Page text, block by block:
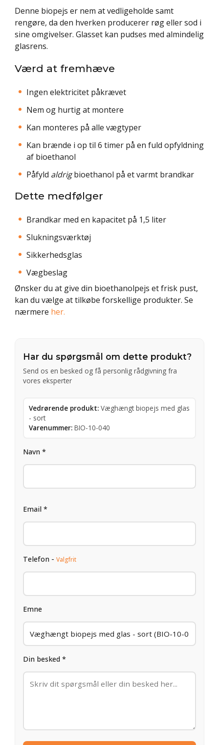
Denne biopejs er nem at vedligeholde samt
rengøre, da den hverken producerer røg eller sod i
sine omgivelser. Glasset kan pudses med almindelig
glasrens.
Værd at fremhæve
Ingen elektricitet påkrævet
Nem og hurtig at montere
Kan monteres på alle vægtyper
Kan brænde i op til 6 timer på en fuld opfyldning
af bioethanol
Påfyld aldrigbioethanol på et varmt brandkar
Dette medfølger
Brandkar med en kapacitet på 1,5 liter
Slukningsværktøj
Sikkerhedsglas
Vægbeslag
Ønsker du at give din bioethanolpejs et frisk pust,
kan du vælge at tilkøbe forskellige produkter. Se
nærmere her.
Har du spørgsmål om dette produkt?
Send os en besked og få personlig rådgivning fra
vores eksperter
Vedrørende produkt: Væghængt biopejs med glas
- sort
Varenummer: BIO-10-040
Navn *
Email *
Telefon - Valgfrit
Emne
Din besked *